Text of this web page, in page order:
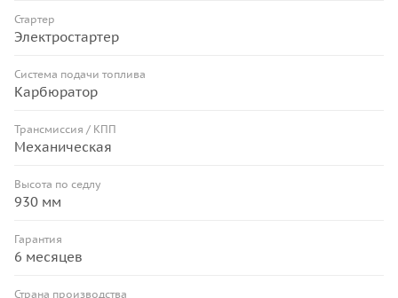
Стартер
Электростартер
Система подачи топлива
Карбюратор
Трансмиссия / КПП
Механическая
Высота по седлу
930 мм
Гарантия
6 месяцев
Страна производства